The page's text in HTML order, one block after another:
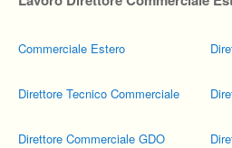
Commerciale Estero
Direttore Tecnico Commerciale
Direttore Commerciale GDO